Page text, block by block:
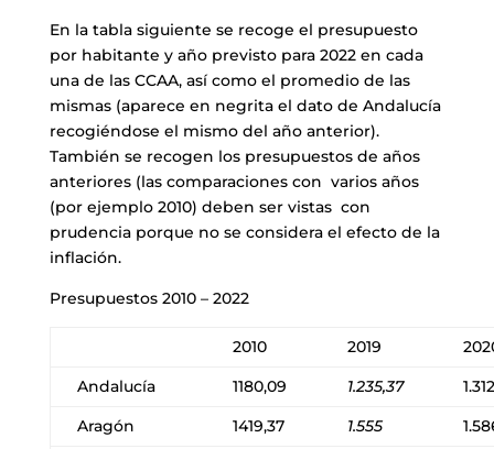
En la tabla siguiente se recoge el presupuesto
por habitante y año previsto para 2022 en cada
una de las CCAA, así como el promedio de las
mismas (aparece en negrita el dato de Andalucía
recogiéndose el mismo del año anterior).
También se recogen los presupuestos de años
anteriores (las comparaciones con varios años
(por ejemplo 2010) deben ser vistas con
prudencia porque no se considera el efecto de la
inflación.
Presupuestos 2010 – 2022
2010 2019
Andalucía
1180,09 1.235,37
Aragón
1419,37 1.555